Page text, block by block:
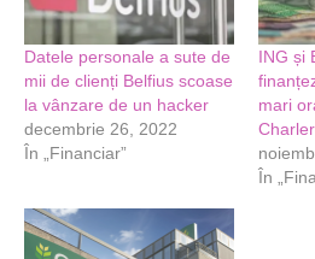
Datele personale a sute de
mii de clienți Belfius scoase
la vânzare de un hacker
decembrie 26, 2022
În „Financiar”
ING și
mari
În